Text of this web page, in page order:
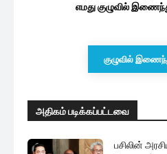
எமது குழுவில்
குழுவில்
அதிகம் படிக்கப்பட்டவை
பசிலின்